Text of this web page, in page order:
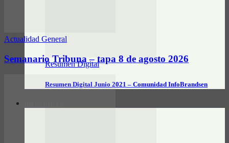
Resumen Digital
Resumen Digital Junio 2021 – Comunidad InfoBrandsen
Actualidad General
Semanario Tribuna – tapa 8 de agosto 2026